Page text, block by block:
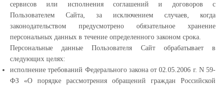
сервисов или исполнения соглашений и договоров с
Пользователем Сайта, за исключением случаев, когда
законодательством предусмотрено обязательное хранение
персональных данных в течение определенного законом срока.
Персональные данные Пользователя Сайт обрабатывает в
следующих целях:
исполнение требований Федерального закона от 02.05.2006 г. N 59-
ФЗ «О порядке рассмотрения обращений граждан Российской